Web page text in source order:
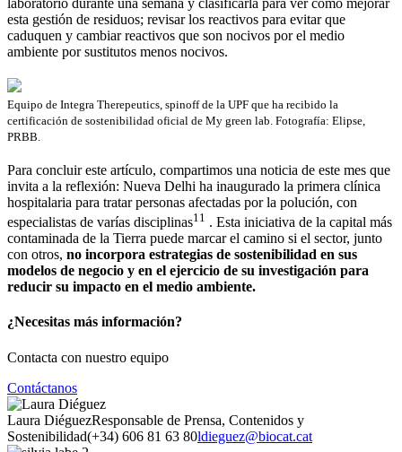
laboratorio durante una semana y clasificarla para ver cómo mejorar
esta gestión de residuos; revisar los reactivos para evitar que
caduquen y cambiar reactivos que son nocivos por el medio
ambiente por sustitutos menos nocivos.
Equipo de Integra Therepeutics, spinoff de la UPF que ha recibido la
certificación de sostenibilidad oficial de My green lab. Fotografía: Elipse,
PRBB.
Para concluir este artículo, compartimos una noticia de este mes que
invita a la reflexión: Nueva Delhi ha inaugurado la primera clínica
hospitalaria para tratar personas afectadas por la polución, con
especialistas de varías disciplinas11 . Esta iniciativa de la capital más
contaminada de la Tierra puede marcar el camino si el sector, junto
con otros, no incorpora estrategias de sostenibilidad en sus
modelos de negocio y en el ejercicio de su investigación para
reducir su impacto en el medio ambiente.
¿Necesitas más información?
Contacta con nuestro equipo
Contáctanos
Laura DiéguezResponsable de Prensa, Contenidos y
Sostenibilidad(+34) 606 81 63 80ldieguez@biocat.cat